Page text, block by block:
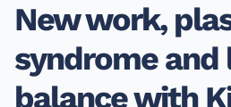
New work,
syndrome and
balance with